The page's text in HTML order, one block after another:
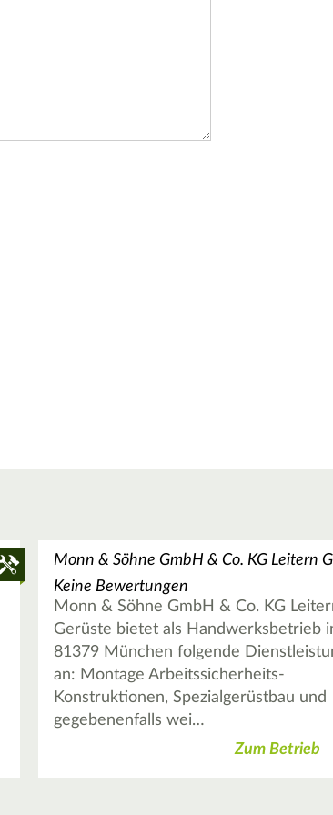
Monn & Söhne GmbH & Co. KG Leitern
Keine Bewertungen
Monn & Söhne GmbH & Co. KG
Gerüste bietet als Handwerksbetrieb
81379 München folgende
an: Montage Arbeitssicherheits-
Konstruktionen, Spezialgerüstbau und
gegebenenfalls wei…
Zum Betrieb